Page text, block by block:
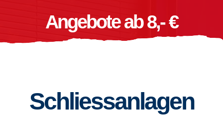
Angebote ab 8,- €
Schliessanlagen